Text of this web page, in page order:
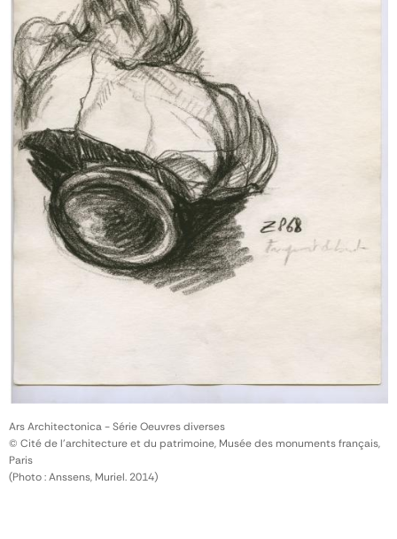
Ars Architectonica - Série Oeuvres diverses
© Cité de l'architecture et du patrimoine, Musée des monuments français,
Paris
(Photo : Anssens, Muriel. 2014)